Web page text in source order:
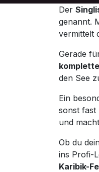
Der
genannt.
vermittelt
Gerade
den See
Ein
sonst fast
und
Ob du
ins Profi-
Karibik-